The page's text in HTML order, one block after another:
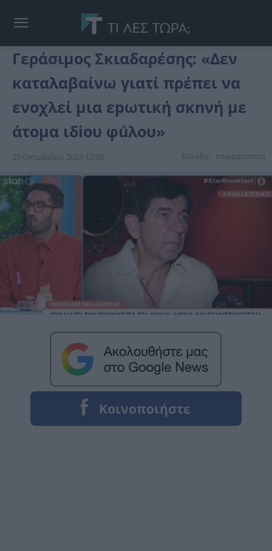
Γεράσιμος Σκιαδαρέσης: «Δεν
καταλαβαίνω γιατί πρέπει να
ενoχλεί μια εpωτική σκnνή με
άτομα ιδiου φúλoυ»
25 Οκτωβρίου 2023 12:08 Ελλάδα επικαιpότnτα